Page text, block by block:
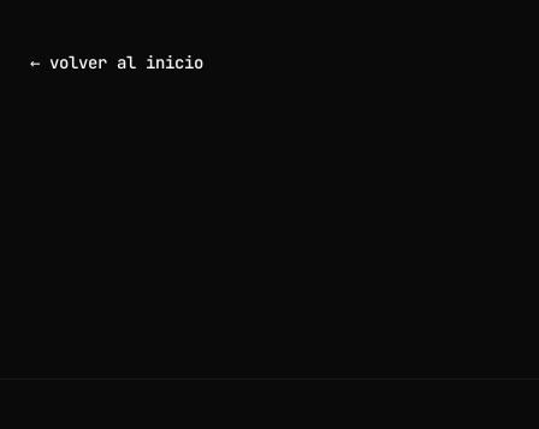
← volver al inicio